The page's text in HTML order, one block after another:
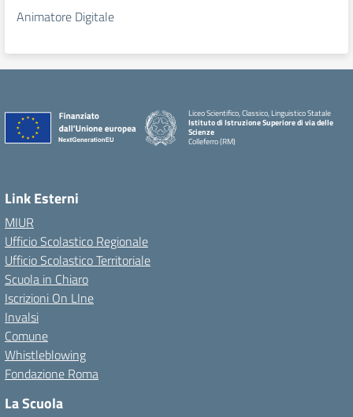
Animatore Digitale
Liceo Scientifico, Classico, Linguistico Statale
Istituto di Istruzione Superiore di via delle
Scienze
Colleferro (RM)
Link Esterni
MIUR
Ufficio Scolastico Regionale
Ufficio Scolastico Territoriale
Scuola in Chiaro
Iscrizioni On LIne
Invalsi
Comune
Whistleblowing
Fondazione Roma
La Scuola